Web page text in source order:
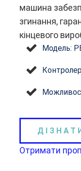
машина
згинання,
кінцевого
Модель:
Отримати